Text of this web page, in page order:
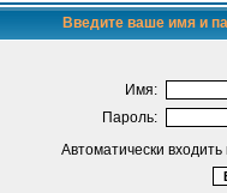
Введите ваше имя и
Имя:
Пароль:
Автоматически